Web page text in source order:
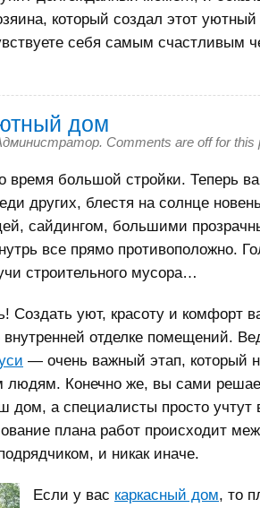
который создал этот уютный
себя самым счастливым
дом
. Comments are off for this
время большой стройки. Теперь
других, блестя на солнце
сайдингом, большими
все прямо противоположно.
строительного мусора…
Создать уют, красоту и комфорт
отделке помещений.
— очень важный этап, который
людям. Конечно же, вы сами
дом, а специалисты просто учтут
плана работ происходит
и никак иначе.
Если у вас каркасный дом, то